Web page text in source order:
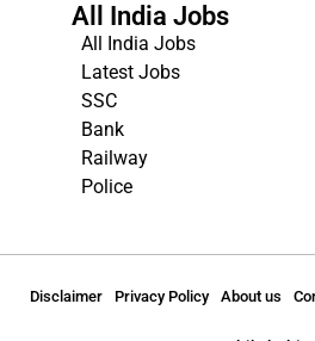
All India Jobs
All India Jobs
Latest Jobs
SSC
Bank
Railway
Police
Disclaimer Privacy Policy About us